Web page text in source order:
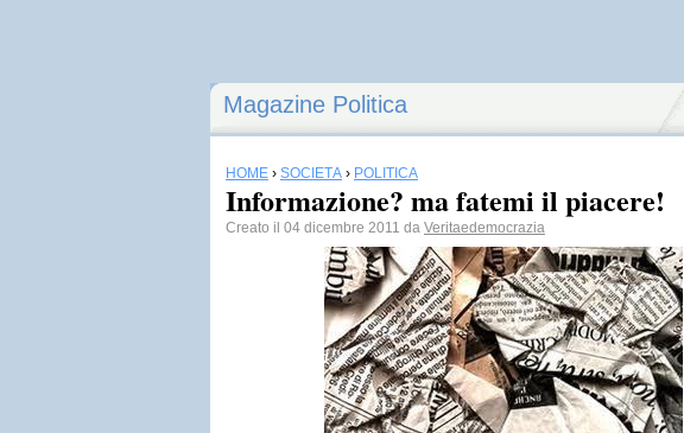
Magazine Politica
HOME › SOCIETÀ › POLITICA
Informazione? ma fatemi il piacere!
Creato il 04 dicembre 2011 da Veritaedemocrazia